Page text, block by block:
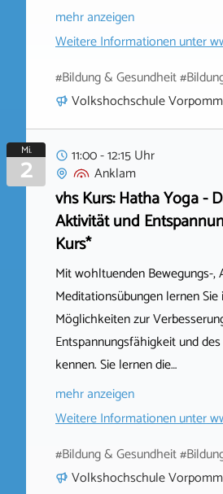
mehr anzeigen
Weitere Informationen unter
#Bildung & Gesundheit
Volkshochschule
Mi.
2
11:00 - 12:15 Uhr
Anklam
vhs Kurs: Hatha Yoga -
Aktivität und
Kurs*
Mit wohltuenden Bewegungs-
Meditationsübungen lernen
Möglichkeiten zur
Entspannungsfähigkeit und
kennen. Sie lernen die…
mehr anzeigen
Weitere Informationen unter
#Bildung & Gesundheit
Volkshochschule